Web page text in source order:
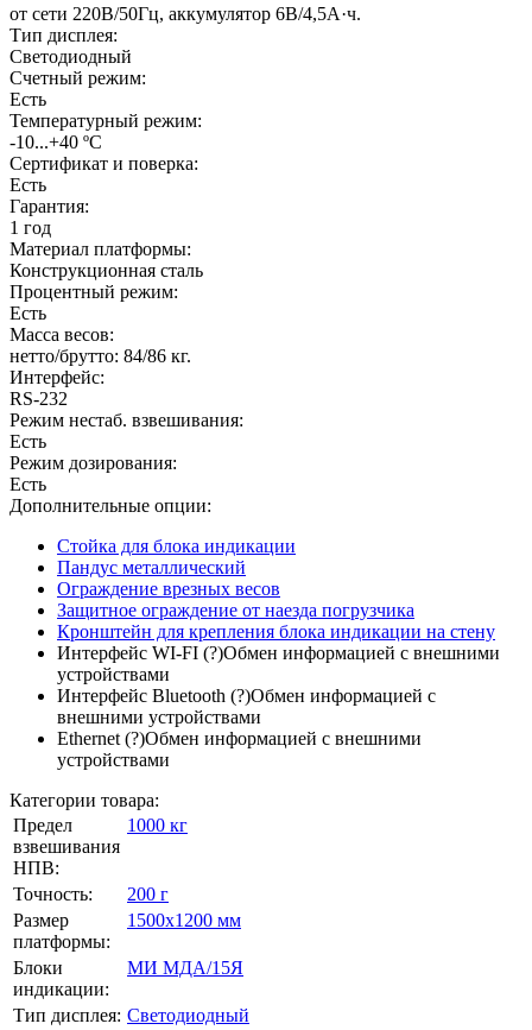
от сети 220В/50Гц, аккумулятор 6В/4,5А·ч.
Тип дисплея:
Светодиодный
Счетный режим:
Есть
Температурный режим:
-10...+40 ºС
Сертификат и поверка:
Есть
Гарантия:
1 год
Материал платформы:
Конструкционная сталь
Процентный режим:
Есть
Масса весов:
нетто/брутто: 84/86 кг.
Интерфейс:
RS-232
Режим нестаб. взвешивания:
Есть
Режим дозирования:
Есть
Дополнительные опции:
Стойка для блока индикации
Пандус металлический
Ограждение врезных весов
Защитное ограждение от наезда погрузчика
Кронштейн для крепления блока индикации на стену
Интерфейс WI-FI (?)Обмен информацией с внешними
устройствами
Интерфейс Bluetooth (?)Обмен информацией с
внешними устройствами
Ethernet (?)Обмен информацией с внешними
устройствами
Категории товара:
Предел
взвешивания
НПВ:
1000 кг
Точность:
200 г
Размер
платформы:
1500х1200 мм
Блоки
индикации:
МИ МДА/15Я
Тип дисплея: Светодиодный